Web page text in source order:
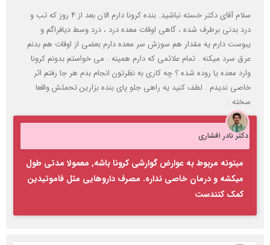
سلام آقای دکتر خسته نباشید. بنده کرونا دارم الان بعد از ۴ روز که تب و
درد بدنی برطرف شده ، گاهی اوقات معده درد ، درد وسط دیافراگم و
یبوست دارم یه مقدار هم سوزش سر معده دارم بعضی از اوقات هم بدنم
عرق سرد میکنه . تمام علائمی که دارم همینه . می خواستم بدونم کرونا
وارد معده یا روده شده ؟ چه کاری به نظرتون انجام بدم هر جا رفتم اثر
خاصی ندیدم . لطف کنید یه راهی جلو پای بنده بزارین تحملش واقعا
سخته .
دکتر نادر افشاری
میتونه مربوط به عوارض گوارشی کرونا باشه, معمولا مدتی طول
میکشه و درمان خاصی نداره. مصرف داروهایی مثل فاموتیدین
کمک کنندست